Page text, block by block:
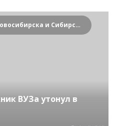
Криминальные новости Новосибирска и Сибирского региона
ВУЗа утонул в